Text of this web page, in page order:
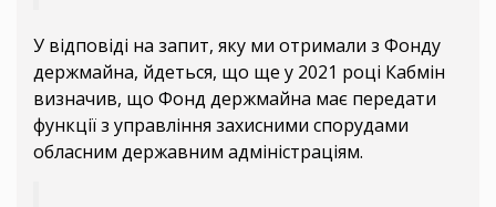
У відповіді на запит, яку ми отримали з Фонду
держмайна, йдеться, що ще у 2021 році Кабмін
визначив, що Фонд держмайна має передати
функції з управління захисними спорудами
обласним державним адміністраціям.